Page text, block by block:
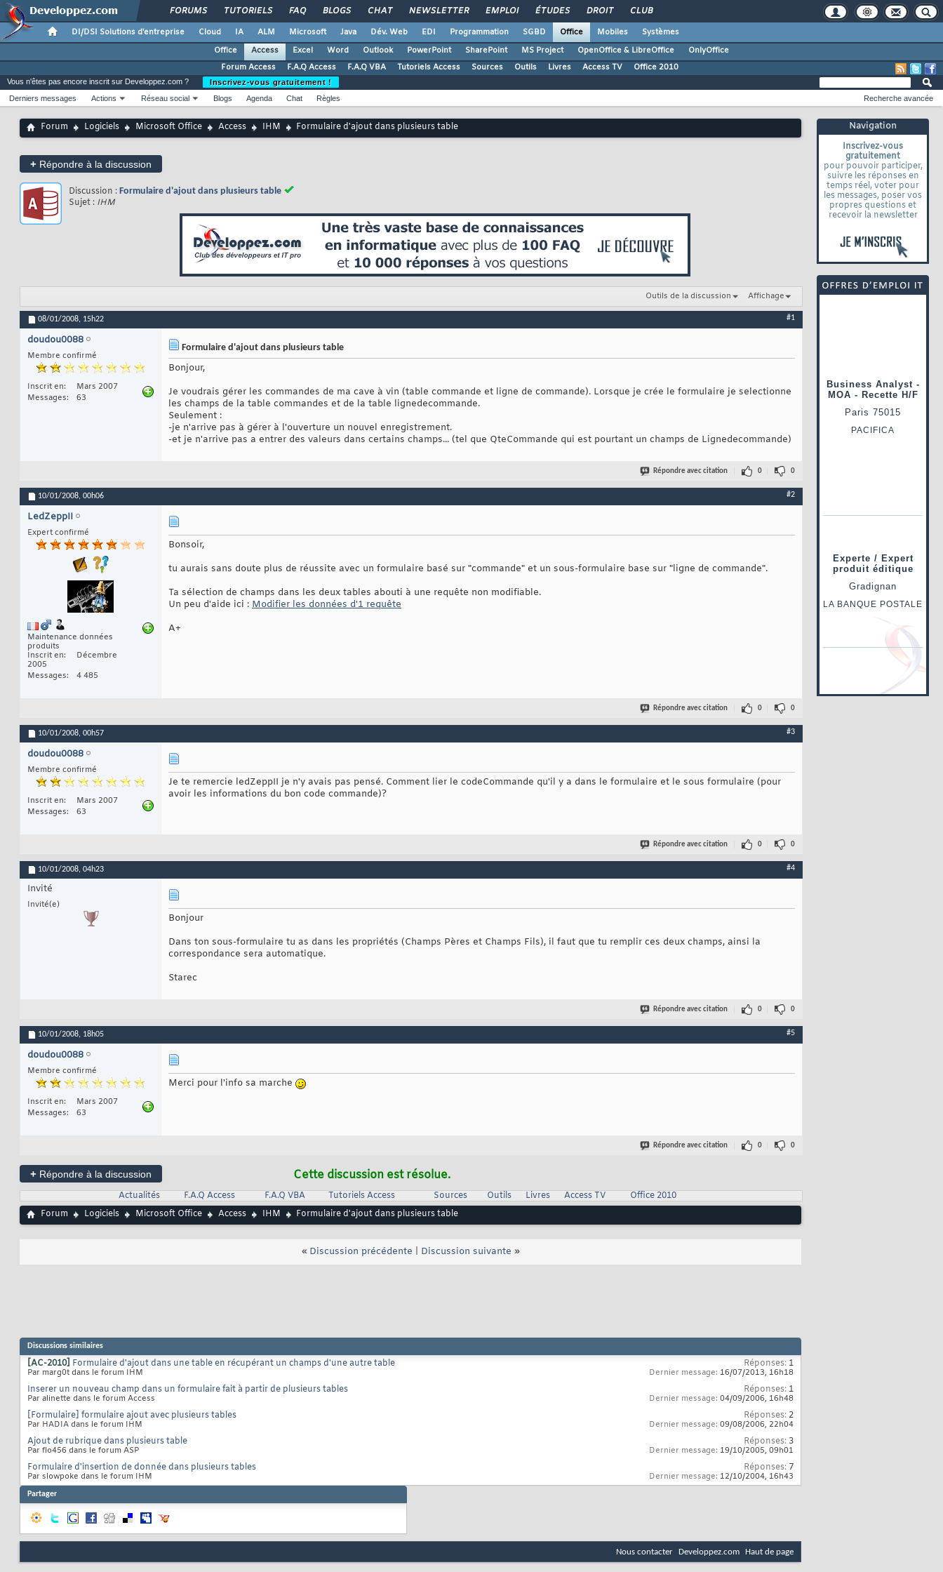
FORUMS TUTORIELS FAQ BLOGS CHAT NEWSLETTER EMPLOI ÉTUDES DROIT CLUB
DI/DSI Solutions d'entreprise Cloud IA ALM Microsoft Java Dév. Web EDI Programmation SGBD Office Mobiles
Systèmes
Office
Access Excel Word Outlook PowerPoint SharePoint MS Project OpenOffice & LibreOffice
OnlyOffice
Forum Access
F.A.Q Access F.A.Q VBA Tutoriels Access Sources Outils Livres Access TV Office 2010
Navigation
Inscrivez-vous
gratuitement
pour pouvoir participer,
suivre les réponses en
temps réel, voter pour
les messages, poser vos
propres questions et
recevoir la newsletter
Vous n'êtes pas encore inscrit sur Developpez.com ?
Inscrivez-vous gratuitement !
Derniers messages
Actions Réseau social Blogs Agenda Chat Règles Recherche avancée
Forum Logiciels Microsoft Office Access IHM Formulaire d'ajout dans plusieurs table
+ Répondre à la discussion
Discussion : Formulaire d'ajout dans plusieurs table
Sujet : IHM
Outils de la discussion Affichage
08/01/2008, 15h22 #1
doudou0088
Membre confirmé
Inscrit en
Mars 2007
Messages
63
Formulaire d'ajout dans plusieurs table
Bonjour,
Je voudrais gérer les commandes de ma cave à vin (table commande et ligne de commande). Lorsque je crée le formulaire je selectionne
les champs de la table commandes et de la table lignedecommande.
Seulement :
-je n'arrive pas à gérer à l'ouverture un nouvel enregistrement.
-et je n'arrive pas a entrer des valeurs dans certains champs... (tel que QteCommande qui est pourtant un champs de Lignedecommande)
Répondre avec citation 0 0
10/01/2008, 00h06 #2
LedZeppII
Expert confirmé
Maintenance données
produits
Inscrit en
Décembre
2005
Messages
4 485
Bonsoir,
tu aurais sans doute plus de réussite avec un formulaire basé sur "commande" et un sous-formulaire base sur "ligne de commande".
Ta sélection de champs dans les deux tables abouti à une requête non modifiable.
Un peu d'aide ici : Modifier les données d'1 requête
A+
Répondre avec citation 0 0
10/01/2008, 00h57 #3
doudou0088
Membre confirmé
Inscrit en
Mars 2007
Messages
63
Je te remercie ledZeppII je n'y avais pas pensé. Comment lier le codeCommande qu'il y a dans le formulaire et le sous formulaire (pour
avoir les informations du bon code commande)?
Répondre avec citation 0 0
10/01/2008, 04h23 #4
Invité
Invité(e)
Bonjour
Dans ton sous-formulaire tu as dans les propriétés (Champs Pères et Champs Fils), il faut que tu remplir ces deux champs, ainsi la
correspondance sera automatique.
Starec
Répondre avec citation 0 0
10/01/2008, 18h05 #5
doudou0088
Membre confirmé
Inscrit en
Mars 2007
Messages
63
Merci pour l'info sa marche
Répondre avec citation 0 0
+ Répondre à la discussion Cette discussion est résolue.
Actualités F.A.Q Access F.A.Q VBA Tutoriels Access Sources Outils Livres Access TV
Office 2010
Forum
Logiciels Microsoft Office Access IHM Formulaire d'ajout dans plusieurs table
« Discussion précédente Discussion suivante »
Discussions similaires
[AC-2010] Formulaire d'ajout dans une table en récupérant un champs d'une autre table
Par marg0t dans le forum IHM
Réponses: 1
Dernier message: 16/07/2013, 16h18
Inserer un nouveau champ dans un formulaire fait à partir de plusieurs tables
Par alinette dans le forum Access
Réponses: 1
Dernier message: 04/09/2006, 16h48
[Formulaire] formulaire ajout avec plusieurs tables
Par HADIA dans le forum IHM
Réponses: 2
Dernier message: 09/08/2006, 22h04
Ajout de rubrique dans plusieurs table
Par flo456 dans le forum ASP
Réponses: 3
Dernier message: 19/10/2005, 09h01
Formulaire d'insertion de donnée dans plusieurs tables
Par slowpoke dans le forum IHM
Réponses: 7
Dernier message: 12/10/2004, 16h43
Partager
Nous contacter Developpez.com Haut de page